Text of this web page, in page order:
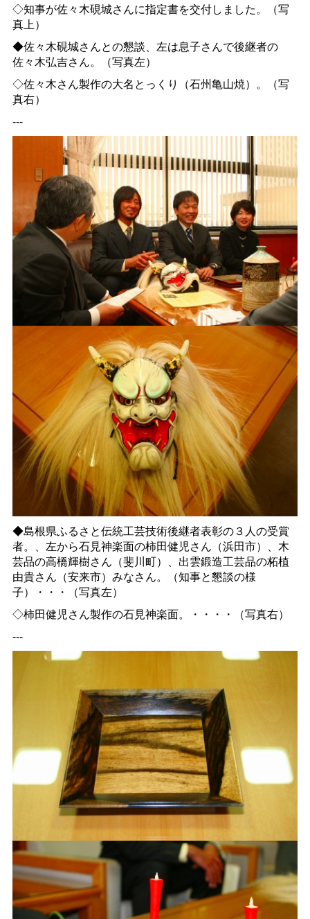
◇知事が佐々木硯城さんに指定書を交付しました。（写
真上）
◆佐々木硯城さんとの懇談、左は息子さんで後継者の
佐々木弘吉さん。（写真左）
◇佐々木さん製作の大名とっくり（石州亀山焼）。（写
真右）
---
◆島根県ふるさと伝統工芸技術後継者表彰の３人の受賞
者。、左から石見神楽面の柿田健児さん（浜田市）、木
芸品の高橋輝樹さん（斐川町）、出雲鍛造工芸品の柘植
由貴さん（安来市）みなさん。（知事と懇談の様
子）・・・（写真左）
◇柿田健児さん製作の石見神楽面。・・・・（写真右）
---